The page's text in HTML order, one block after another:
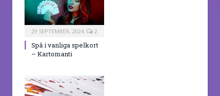
29 SEPTEMBER, 2024 2
Spå i vanliga spelkort
– Kartomanti